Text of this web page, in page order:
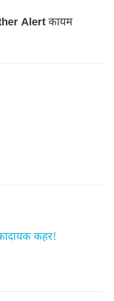
Alert कायम
कहर!